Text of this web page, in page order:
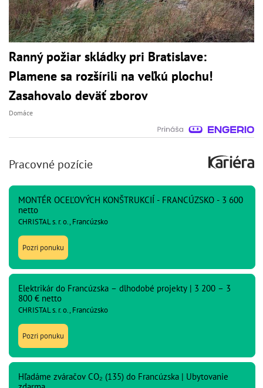
Ranný požiar skládky pri Bratislave:
Plamene sa rozšírili na veľkú plochu!
Zasahovalo deväť zborov
Domáce
Pracovné pozície
MONTÉR OCEĽOVÝCH KONŠTRUKCIÍ - FRANCÚZSKO - 3 600
netto
CHRISTAL s. r. o., Francúzsko
Pozri ponuku
Elektrikár do Francúzska – dlhodobé projekty | 3 200 – 3
800 € netto
CHRISTAL s. r. o., Francúzsko
Pozri ponuku
Hľadáme zváračov CO₂ (135) do Francúzska | Ubytovanie